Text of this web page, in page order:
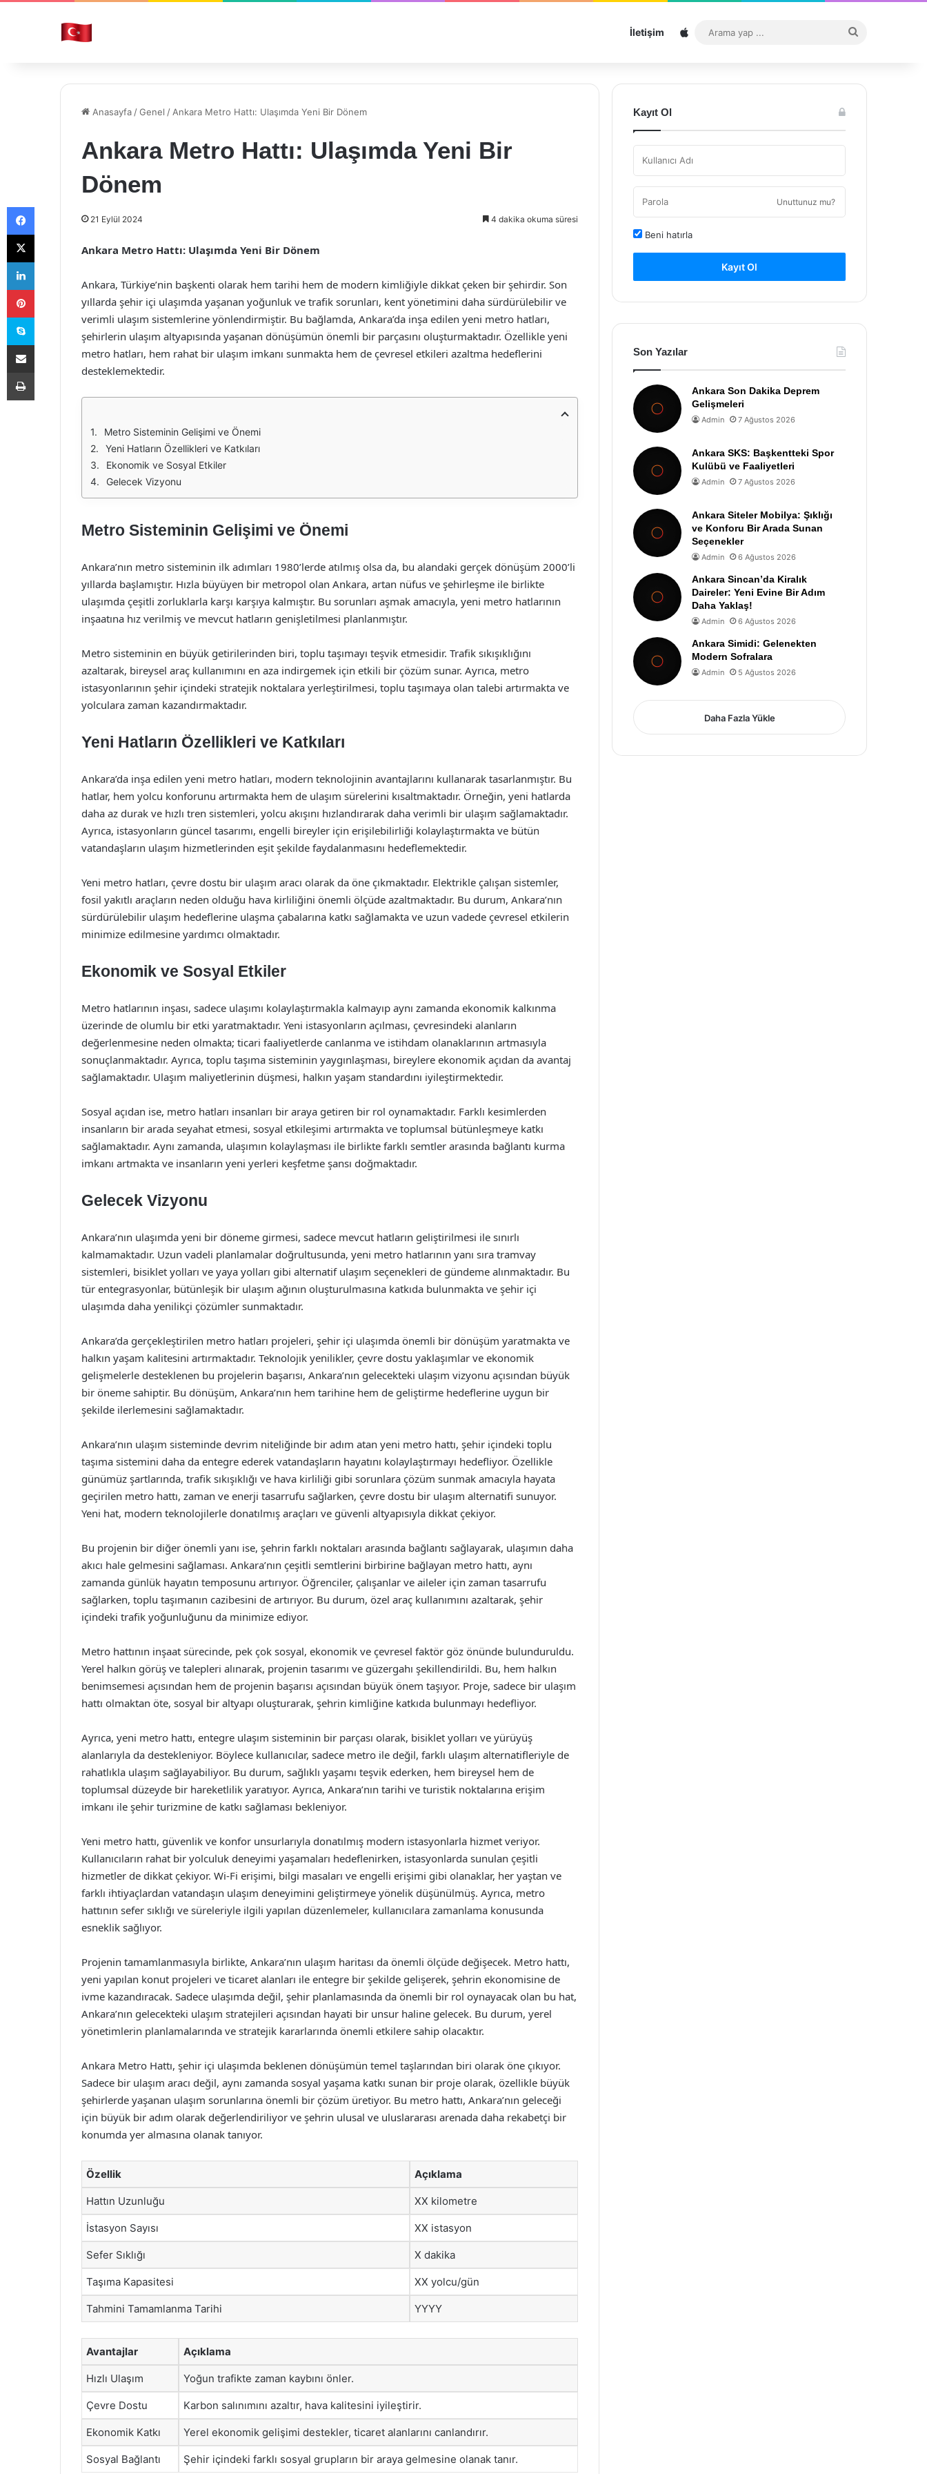
İletişim Sitemap
...
Anasayfa /Genel / Ankara Metro Hattı: Ulaşımda Yeni Bir Dönem
Ankara Metro Hattı: Ulaşımda Yeni Bir
Dönem
21 Eylül 2024 4 dakika okuma süresi
Ankara Metro Hattı: Ulaşımda Yeni Bir Dönem
Ankara, Türkiye’nin başkenti olarak hem tarihi hem de modern kimliğiyle dikkat çeken bir şehirdir. Son
yıllarda şehir içi ulaşımda yaşanan yoğunluk ve trafik sorunları, kent yönetimini daha sürdürülebilir ve
verimli ulaşım sistemlerine yönlendirmiştir. Bu bağlamda, Ankara’da inşa edilen yeni metro hatları,
şehirlerin ulaşım altyapısında yaşanan dönüşümün önemli bir parçasını oluşturmaktadır. Özellikle yeni
metro hatları, hem rahat bir ulaşım imkanı sunmakta hem de çevresel etkileri azaltma hedeflerini
desteklemektedir.
Metro Sisteminin Gelişimi ve Önemi
Yeni Hatların Özellikleri ve Katkıları
Ekonomik ve Sosyal Etkiler
Gelecek Vizyonu
Metro Sisteminin Gelişimi ve Önemi
Ankara’nın metro sisteminin ilk adımları 1980’lerde atılmış olsa da, bu alandaki gerçek dönüşüm 2000’li
yıllarda başlamıştır. Hızla büyüyen bir metropol olan Ankara, artan nüfus ve şehirleşme ile birlikte
ulaşımda çeşitli zorluklarla karşı karşıya kalmıştır. Bu sorunları aşmak amacıyla, yeni metro hatlarının
inşaatına hız verilmiş ve mevcut hatların genişletilmesi planlanmıştır.
Metro sisteminin en büyük getirilerinden biri, toplu taşımayı teşvik etmesidir. Trafik sıkışıklığını
azaltarak, bireysel araç kullanımını en aza indirgemek için etkili bir çözüm sunar. Ayrıca, metro
istasyonlarının şehir içindeki stratejik noktalara yerleştirilmesi, toplu taşımaya olan talebi artırmakta ve
yolculara zaman kazandırmaktadır.
Yeni Hatların Özellikleri ve Katkıları
Ankara’da inşa edilen yeni metro hatları, modern teknolojinin avantajlarını kullanarak tasarlanmıştır. Bu
hatlar, hem yolcu konforunu artırmakta hem de ulaşım sürelerini kısaltmaktadır. Örneğin, yeni hatlarda
daha az durak ve hızlı tren sistemleri, yolcu akışını hızlandırarak daha verimli bir ulaşım sağlamaktadır.
Ayrıca, istasyonların güncel tasarımı, engelli bireyler için erişilebilirliği kolaylaştırmakta ve bütün
vatandaşların ulaşım hizmetlerinden eşit şekilde faydalanmasını hedeflemektedir.
Yeni metro hatları, çevre dostu bir ulaşım aracı olarak da öne çıkmaktadır. Elektrikle çalışan sistemler,
fosil yakıtlı araçların neden olduğu hava kirliliğini önemli ölçüde azaltmaktadır. Bu durum, Ankara’nın
sürdürülebilir ulaşım hedeflerine ulaşma çabalarına katkı sağlamakta ve uzun vadede çevresel etkilerin
minimize edilmesine yardımcı olmaktadır.
Ekonomik ve Sosyal Etkiler
Metro hatlarının inşası, sadece ulaşımı kolaylaştırmakla kalmayıp aynı zamanda ekonomik kalkınma
üzerinde de olumlu bir etki yaratmaktadır. Yeni istasyonların açılması, çevresindeki alanların
değerlenmesine neden olmakta; ticari faaliyetlerde canlanma ve istihdam olanaklarının artmasıyla
sonuçlanmaktadır. Ayrıca, toplu taşıma sisteminin yaygınlaşması, bireylere ekonomik açıdan da avantaj
sağlamaktadır. Ulaşım maliyetlerinin düşmesi, halkın yaşam standardını iyileştirmektedir.
Sosyal açıdan ise, metro hatları insanları bir araya getiren bir rol oynamaktadır. Farklı kesimlerden
insanların bir arada seyahat etmesi, sosyal etkileşimi artırmakta ve toplumsal bütünleşmeye katkı
sağlamaktadır. Aynı zamanda, ulaşımın kolaylaşması ile birlikte farklı semtler arasında bağlantı kurma
imkanı artmakta ve insanların yeni yerleri keşfetme şansı doğmaktadır.
Gelecek Vizyonu
Ankara’nın ulaşımda yeni bir döneme girmesi, sadece mevcut hatların geliştirilmesi ile sınırlı
kalmamaktadır. Uzun vadeli planlamalar doğrultusunda, yeni metro hatlarının yanı sıra tramvay
sistemleri, bisiklet yolları ve yaya yolları gibi alternatif ulaşım seçenekleri de gündeme alınmaktadır. Bu
tür entegrasyonlar, bütünleşik bir ulaşım ağının oluşturulmasına katkıda bulunmakta ve şehir içi
ulaşımda daha yenilikçi çözümler sunmaktadır.
Ankara’da gerçekleştirilen metro hatları projeleri, şehir içi ulaşımda önemli bir dönüşüm yaratmakta ve
halkın yaşam kalitesini artırmaktadır. Teknolojik yenilikler, çevre dostu yaklaşımlar ve ekonomik
gelişmelerle desteklenen bu projelerin başarısı, Ankara’nın gelecekteki ulaşım vizyonu açısından büyük
bir öneme sahiptir. Bu dönüşüm, Ankara’nın hem tarihine hem de geliştirme hedeflerine uygun bir
şekilde ilerlemesini sağlamaktadır.
Ankara’nın ulaşım sisteminde devrim niteliğinde bir adım atan yeni metro hattı, şehir içindeki toplu
taşıma sistemini daha da entegre ederek vatandaşların hayatını kolaylaştırmayı hedefliyor. Özellikle
günümüz şartlarında, trafik sıkışıklığı ve hava kirliliği gibi sorunlara çözüm sunmak amacıyla hayata
geçirilen metro hattı, zaman ve enerji tasarrufu sağlarken, çevre dostu bir ulaşım alternatifi sunuyor.
Yeni hat, modern teknolojilerle donatılmış araçları ve güvenli altyapısıyla dikkat çekiyor.
Bu projenin bir diğer önemli yanı ise, şehrin farklı noktaları arasında bağlantı sağlayarak, ulaşımın daha
akıcı hale gelmesini sağlaması. Ankara’nın çeşitli semtlerini birbirine bağlayan metro hattı, aynı
zamanda günlük hayatın temposunu artırıyor. Öğrenciler, çalışanlar ve aileler için zaman tasarrufu
sağlarken, toplu taşımanın cazibesini de artırıyor. Bu durum, özel araç kullanımını azaltarak, şehir
içindeki trafik yoğunluğunu da minimize ediyor.
Metro hattının inşaat sürecinde, pek çok sosyal, ekonomik ve çevresel faktör göz önünde bulunduruldu.
Yerel halkın görüş ve talepleri alınarak, projenin tasarımı ve güzergahı şekillendirildi. Bu, hem halkın
benimsemesi açısından hem de projenin başarısı açısından büyük önem taşıyor. Proje, sadece bir ulaşım
hattı olmaktan öte, sosyal bir altyapı oluşturarak, şehrin kimliğine katkıda bulunmayı hedefliyor.
Ayrıca, yeni metro hattı, entegre ulaşım sisteminin bir parçası olarak, bisiklet yolları ve yürüyüş
alanlarıyla da destekleniyor. Böylece kullanıcılar, sadece metro ile değil, farklı ulaşım alternatifleriyle de
rahatlıkla ulaşım sağlayabiliyor. Bu durum, sağlıklı yaşamı teşvik ederken, hem bireysel hem de
toplumsal düzeyde bir hareketlilik yaratıyor. Ayrıca, Ankara’nın tarihi ve turistik noktalarına erişim
imkanı ile şehir turizmine de katkı sağlaması bekleniyor.
Yeni metro hattı, güvenlik ve konfor unsurlarıyla donatılmış modern istasyonlarla hizmet veriyor.
Kullanıcıların rahat bir yolculuk deneyimi yaşamaları hedeflenirken, istasyonlarda sunulan çeşitli
hizmetler de dikkat çekiyor. Wi-Fi erişimi, bilgi masaları ve engelli erişimi gibi olanaklar, her yaştan ve
farklı ihtiyaçlardan vatandaşın ulaşım deneyimini geliştirmeye yönelik düşünülmüş. Ayrıca, metro
hattının sefer sıklığı ve süreleriyle ilgili yapılan düzenlemeler, kullanıcılara zamanlama konusunda
esneklik sağlıyor.
Projenin tamamlanmasıyla birlikte, Ankara’nın ulaşım haritası da önemli ölçüde değişecek. Metro hattı,
yeni yapılan konut projeleri ve ticaret alanları ile entegre bir şekilde gelişerek, şehrin ekonomisine de
ivme kazandıracak. Sadece ulaşımda değil, şehir planlamasında da önemli bir rol oynayacak olan bu hat,
Ankara’nın gelecekteki ulaşım stratejileri açısından hayati bir unsur haline gelecek. Bu durum, yerel
yönetimlerin planlamalarında ve stratejik kararlarında önemli etkilere sahip olacaktır.
Ankara Metro Hattı, şehir içi ulaşımda beklenen dönüşümün temel taşlarından biri olarak öne çıkıyor.
Sadece bir ulaşım aracı değil, aynı zamanda sosyal yaşama katkı sunan bir proje olarak, özellikle büyük
şehirlerde yaşanan ulaşım sorunlarına önemli bir çözüm üretiyor. Bu metro hattı, Ankara’nın geleceği
için büyük bir adım olarak değerlendiriliyor ve şehrin ulusal ve uluslararası arenada daha rekabetçi bir
konumda yer almasına olanak tanıyor.
Özellik Açıklama
Hattın Uzunluğu XX kilometre
İstasyon Sayısı XX istasyon
Sefer Sıklığı X dakika
Taşıma Kapasitesi XX yolcu/gün
Tahmini Tamamlanma Tarihi YYYY
Avantajlar Açıklama
Hızlı Ulaşım Yoğun trafikte zaman kaybını önler.
Çevre Dostu Karbon salınımını azaltır, hava kalitesini iyileştirir.
Ekonomik Katkı Yerel ekonomik gelişimi destekler, ticaret alanlarını canlandırır.
Sosyal Bağlantı Şehir içindeki farklı sosyal grupların bir araya gelmesine olanak tanır.
Kayıt Ol
Unuttunuz mu?
Beni hatırla
Kayıt Ol
Son Yazılar
Ankara Son Dakika Deprem
Gelişmeleri
Admin 7 Ağustos 2026
Ankara SKS: Başkentteki Spor
Kulübü ve Faaliyetleri
Admin 7 Ağustos 2026
Ankara Siteler Mobilya: Şıklığı
ve Konforu Bir Arada Sunan
Seçenekler
Admin 6 Ağustos 2026
Ankara Sincan’da Kiralık
Daireler: Yeni Evine Bir Adım
Daha Yaklaş!
Admin 6 Ağustos 2026
Ankara Simidi: Gelenekten
Modern Sofralara
Admin 5 Ağustos 2026
Daha Fazla Yükle
Facebook
X
LinkedIn
Pinterest
Skype
E-Posta ile paylaş